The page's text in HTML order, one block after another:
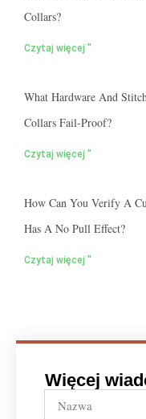
Collars?
Czytaj więcej "
What Hardware And
Collars Fail-Proof?
Czytaj więcej "
How Can You Verify A
Has A No Pull Effect?
Czytaj więcej "
Więcej